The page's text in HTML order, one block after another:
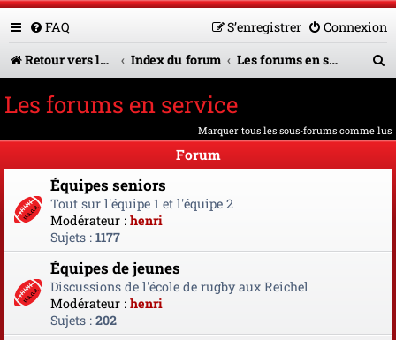
FAQ Connexion
S’enregistrer
Retour vers le site U.A.G.R.
Index du forum Les forums en service
h
e
h
Les forums en service
Marquer tous les sous-forums comme lus
Forum
Équipes seniors
Tout sur l'équipe 1 et l'équipe 2
Modérateur : henri
Sujets : 1177
Équipes de jeunes
Discussions de l'école de rugby aux Reichel
Modérateur : henri
Sujets : 202